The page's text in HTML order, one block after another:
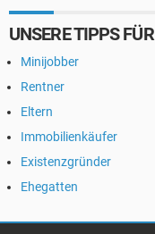
UNSERE TIPPS FÜR
Minijobber
Rentner
Eltern
Immobilienkäufer
Existenzgründer
Ehegatten